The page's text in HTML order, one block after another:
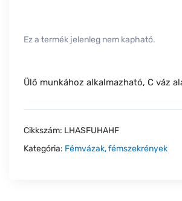
Ez a termék jelenleg nem kapható.
Ülő munkához alkalmazható, C váz
Cikkszám: LHASFUHAHF
Kategória: Fémvázak, fémszekrények